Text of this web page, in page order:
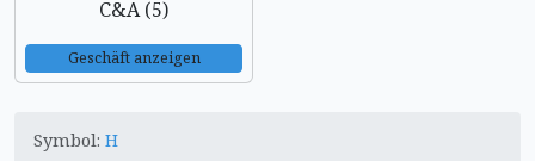
C&A (5)
Geschäft anzeigen
Symbol: H